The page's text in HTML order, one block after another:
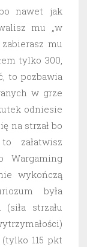
nawet jak
mu „w
mu
tylko 300,
to pozbawia
w grze
odniesie
na strzał bo
załatwisz
Wargaming
wykończą
była
strzału
115 pkt